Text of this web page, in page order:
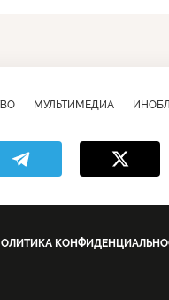
МУЛЬТИМЕДИА